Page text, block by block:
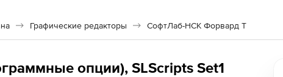
Графические редакторы СофтЛаб-НСК Форвард Т
опции), SLScripts Set1